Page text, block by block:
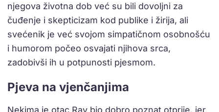
njegova životna dob već su bili dovoljni za
čuđenje i skepticizam kod publike i žirija, ali
svećenik je već svojom simpatičnom osobnošću
i humorom počeo osvajati njihova srca,
zadobivši ih u potpunosti pjesmom.
Pjeva na vjenčanjima